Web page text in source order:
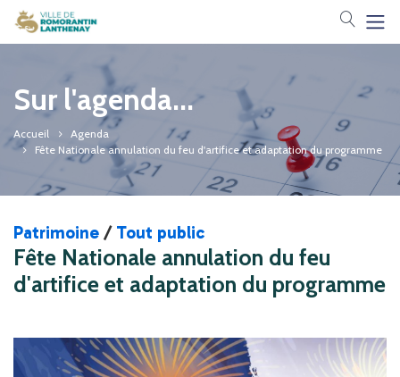
Votre
Sur l'agenda...
Accueil
Agenda
Fête Nationale annulation du feu d'artifice et adaptation du programme
Patrimoine / Tout public
Fête Nationale annulation du feu
d'artifice et adaptation du programme